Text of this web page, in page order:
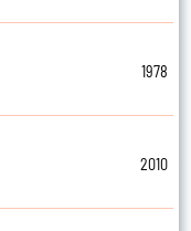
1978
2010